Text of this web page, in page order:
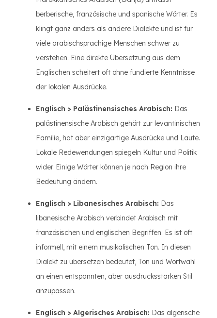
berberische, französische und spanische Wörter. Es
klingt ganz anders als andere Dialekte und ist für
viele arabischsprachige Menschen schwer zu
verstehen. Eine direkte Übersetzung aus dem
Englischen scheitert oft ohne fundierte Kenntnisse
der lokalen Ausdrücke.
Englisch > Palästinensisches Arabisch: Das
palästinensische Arabisch gehört zur levantinischen
Familie, hat aber einzigartige Ausdrücke und Laute.
Lokale Redewendungen spiegeln Kultur und Politik
wider. Einige Wörter können je nach Region ihre
Bedeutung ändern.
Englisch > Libanesisches Arabisch: Das
libanesische Arabisch verbindet Arabisch mit
französischen und englischen Begriffen. Es ist oft
informell, mit einem musikalischen Ton. In diesen
Dialekt zu übersetzen bedeutet, Ton und Wortwahl
an einen entspannten, aber ausdrucksstarken Stil
anzupassen.
Englisch > Algerisches Arabisch: Das algerische